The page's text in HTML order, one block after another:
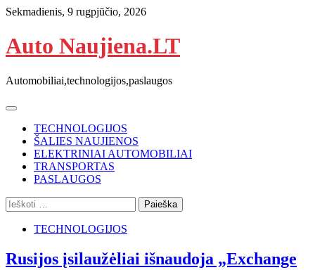
Skip
content
Sekmadienis, 9 rugpjūčio, 2026
Auto Naujiena.LT
Automobiliai,technologijos,paslaugos
TECHNOLOGIJOS
ŠALIES NAUJIENOS
ELEKTRINIAI AUTOMOBILIAI
TRANSPORTAS
PASLAUGOS
Ieškoti:
TECHNOLOGIJOS
Rusijos įsilaužėliai išnaudoja „Exchange